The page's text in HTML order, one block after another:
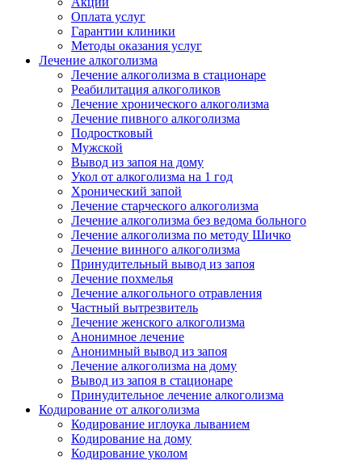
Оплата услуг
Гарантии клиники
Методы оказания услуг
Лечение алкоголизма
Лечение алкоголизма в стационаре
Реабилитация алкоголиков
Лечение хронического алкоголизма
Лечение пивного алкоголизма
Подростковый
Мужской
Вывод из запоя на дому
Укол от алкоголизма на 1 год
Хронический запой
Лечение старческого алкоголизма
Лечение алкоголизма без ведома больного
Лечение алкоголизма по методу Шичко
Лечение винного алкоголизма
Принудительный вывод из запоя
Лечение похмелья
Лечение алкогольного отравления
Частный вытрезвитель
Лечение женского алкоголизма
Анонимное лечение
Анонимный вывод из запоя
Лечение алкоголизма на дому
Вывод из запоя в стационаре
Принудительное лечение алкоголизма
Кодирование от алкоголизма
Кодирование иглоука лыванием
Кодирование на дому
Кодирование уколом